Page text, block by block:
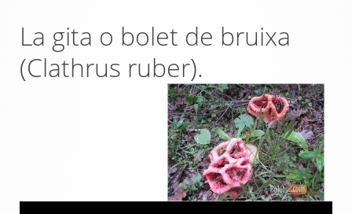
La gita o bolet de bruixa
(Clathrus ruber).